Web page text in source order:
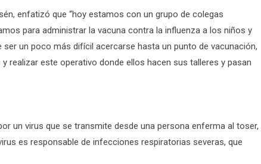
enfatizó que “hoy estamos con un grupo de colegas
para administrar la vacuna contra la influenza a los niños y
un poco más difícil acercarse hasta un punto de vacunación,
realizar este operativo donde ellos hacen sus talleres y pasan
un virus que se transmite desde una persona enferma al toser,
es responsable de infecciones respiratorias severas, que